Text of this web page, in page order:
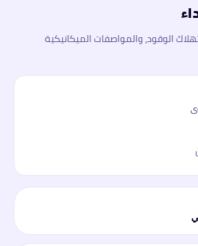
الوقود، والمواصفات الميكانيكية